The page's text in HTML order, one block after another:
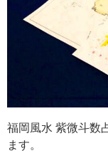
福岡風水 紫微斗数
ます。